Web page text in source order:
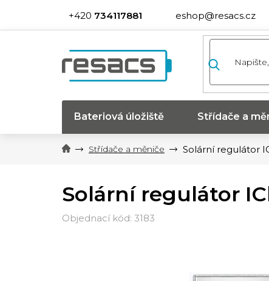
obsah
734117881 eshop@resacs.cz
Bateriová úložiště Střídače a
Střídače a měniče Solární regulátor
Solární regulátor
3183